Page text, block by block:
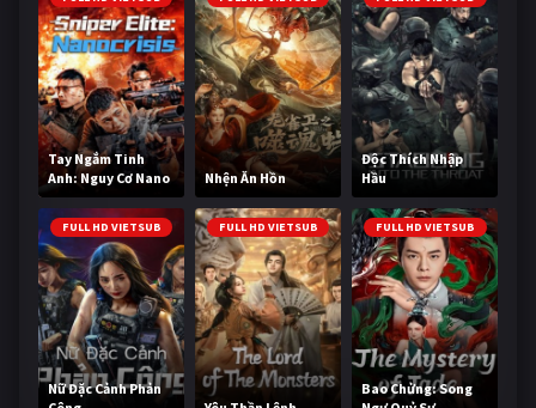
Tay Ngắm Tinh
Anh: Nguy Cơ Nano
Nhện Ăn Hồn
Độc Thích Nhập
Hầu
FULL HD VIETSUB
Nữ Đặc Cảnh Phản
FULL HD VIETSUB FULL HD VIETSUB
Bao Chửng: Song